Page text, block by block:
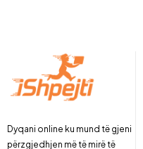
Dyqani online ku mund të gjeni
përzgjedhjen më të mirë të